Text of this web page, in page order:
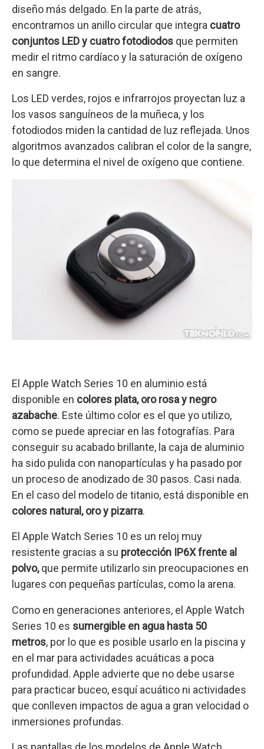
diseño más delgado. En la parte de atrás,
encontramos un anillo circular que integra cuatro
conjuntos LED y cuatro fotodiodos que permiten
medir el ritmo cardíaco y la saturación de oxígeno
en sangre.
Los LED verdes, rojos e infrarrojos proyectan luz a
los vasos sanguíneos de la muñeca, y los
fotodiodos miden la cantidad de luz reflejada. Unos
algoritmos avanzados calibran el color de la sangre,
lo que determina el nivel de oxígeno que contiene.
El Apple Watch Series 10 en aluminio está
disponible en colores plata, oro rosa y negro
azabache. Este último color es el que yo utilizo,
como se puede apreciar en las fotografías. Para
conseguir su acabado brillante, la caja de aluminio
ha sido pulida con nanopartículas y ha pasado por
un proceso de anodizado de 30 pasos. Casi nada.
En el caso del modelo de titanio, está disponible en
colores natural, oro y pizarra.
El Apple Watch Series 10 es un reloj muy
resistente gracias a su protección IP6X frente al
polvo,que permite utilizarlo sin preocupaciones en
lugares con pequeñas partículas, como la arena.
Como en generaciones anteriores, el Apple Watch
Series 10 es sumergible en agua hasta 50
metros, por lo que es posible usarlo en la piscina y
en el mar para actividades acuáticas a poca
profundidad. Apple advierte que no debe usarse
para practicar buceo, esquí acuático ni actividades
que conlleven impactos de agua a gran velocidad o
inmersiones profundas.